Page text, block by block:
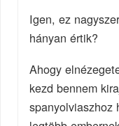
Igen, ez
hányan értik?
Ahogy
kezd bennem
spanyolviaszhoz